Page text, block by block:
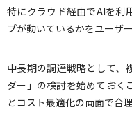
特にクラウド経由でAIを利
プが動いているかをユーザ
中長期の調達戦略として、
ダー」の検討を始めておく
とコスト最適化の両面で合理